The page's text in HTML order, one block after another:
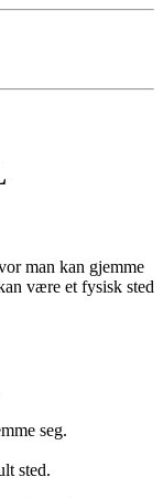
man kan gjemme
være et fysisk sted
seg.
sted.